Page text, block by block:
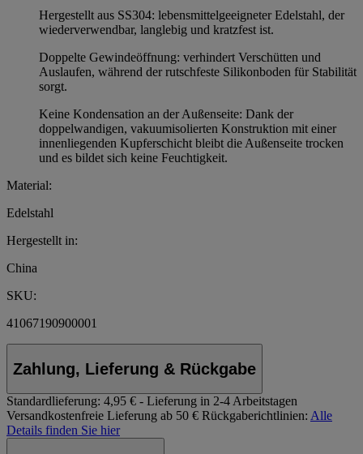
Hergestellt aus SS304: lebensmittelgeeigneter Edelstahl, der
wiederverwendbar, langlebig und kratzfest ist.
Doppelte Gewindeöffnung: verhindert Verschütten und
Auslaufen, während der rutschfeste Silikonboden für Stabilität
sorgt.
Keine Kondensation an der Außenseite: Dank der
doppelwandigen, vakuumisolierten Konstruktion mit einer
innenliegenden Kupferschicht bleibt die Außenseite trocken
und es bildet sich keine Feuchtigkeit.
Material:
Edelstahl
Hergestellt in:
China
SKU:
41067190900001
Zahlung, Lieferung & Rückgabe
Standardlieferung: 4,95 € - Lieferung in 2-4 Arbeitstagen
Versandkostenfreie Lieferung ab 50 € Rückgaberichtlinien: Alle
Details finden Sie hier